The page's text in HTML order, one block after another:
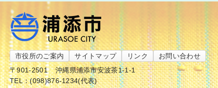
市役所のご案内 サイトマップ リンク
お問い合わせ
〒901-2501
沖縄県浦添市安波茶1-1-1
TEL：(098)876-1234(代表)